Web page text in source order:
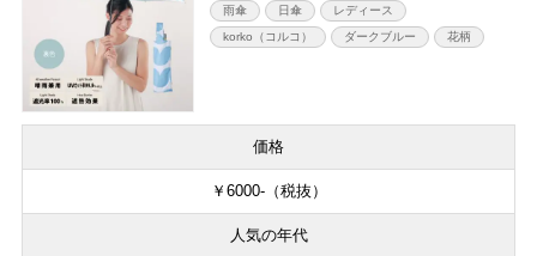
雨傘 日傘
レディース
korko（コルコ）
ダークブルー 花柄
価格
￥6000-（税抜）
人気の年代